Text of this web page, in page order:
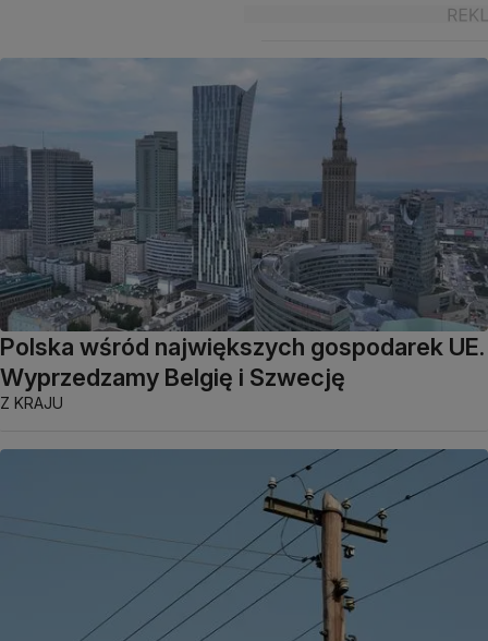
Polska wśród największych gospodarek UE.
Wyprzedzamy Belgię i Szwecję
Z KRAJU